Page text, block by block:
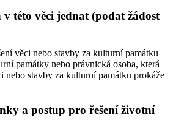
této věci jednat (podat žádost
věci nebo stavby za kulturní památku
památky nebo právnická osoba, která
nebo stavby za kulturní památku prokáže
a postup pro řešení životní